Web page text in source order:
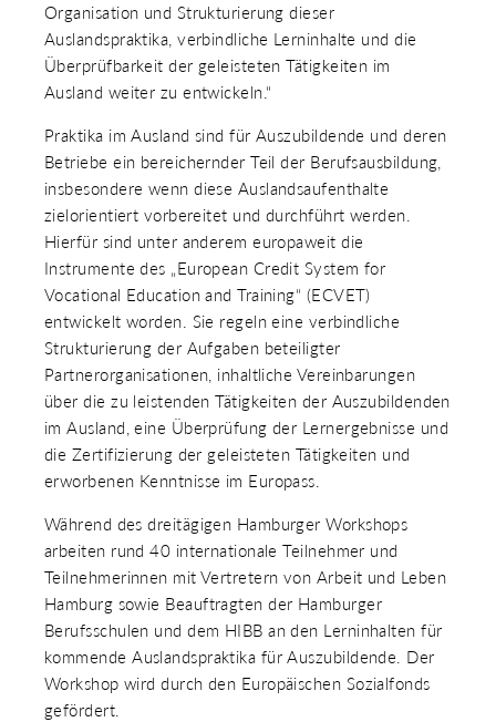
Organisation und Strukturierung dieser
Auslandspraktika, verbindliche Lerninhalte und die
Überprüfbarkeit der geleisteten Tätigkeiten im
Ausland weiter zu entwickeln.“
Praktika im Ausland sind für Auszubildende und deren
Betriebe ein bereichernder Teil der Berufsausbildung,
insbesondere wenn diese Auslandsaufenthalte
zielorientiert vorbereitet und durchführt werden.
Hierfür sind unter anderem europaweit die
Instrumente des „European Credit System for
Vocational Education and Training“ (ECVET)
entwickelt worden. Sie regeln eine verbindliche
Strukturierung der Aufgaben beteiligter
Partnerorganisationen, inhaltliche Vereinbarungen
über die zu leistenden Tätigkeiten der Auszubildenden
im Ausland, eine Überprüfung der Lernergebnisse und
die Zertifizierung der geleisteten Tätigkeiten und
erworbenen Kenntnisse im Europass.
Während des dreitägigen Hamburger Workshops
arbeiten rund 40 internationale Teilnehmer und
Teilnehmerinnen mit Vertretern von Arbeit und Leben
Hamburg sowie Beauftragten der Hamburger
Berufsschulen und dem HIBB an den Lerninhalten für
kommende Auslandspraktika für Auszubildende. Der
Workshop wird durch den Europäischen Sozialfonds
gefördert.